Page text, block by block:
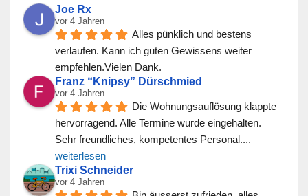
Joe Rx
vor 4 Jahren
Alles pünklich und bestens
verlaufen. Kann ich guten Gewissens weiter
empfehlen.Vielen Dank.
Franz “Knipsy” Dürschmied
vor 4 Jahren
Die Wohnungsauflösung klappte
hervorragend. Alle Termine wurde eingehalten.
Sehr freundliches, kompetentes Personal.
weiterlesen
Trixi Schneider
vor 4 Jahren